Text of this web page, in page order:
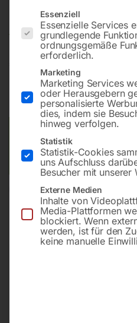
inkl. MwSt. zzgl.Versandkosten
Lieferzeit:ca. 5 - 10 Werktage
Versandkosten Standard
Bitte beachten Sie: Die
Andere Länder können
Sie haben
Es folgt eine Liste der
Essenziell
Essenzielle Services
grundlegende
ordnungsgemäße
erforderlich.
Marketing
Marketing Services
oder Herausgebern
personalisierte
dies, indem sie
hinweg verfolgen.
Statistik
Statistik-Cookies
uns Aufschluss
Besucher mit unserer
Externe Medien
Inhalte von
Media-Plattformen
blockiert. Wenn
werden, ist für den
keine manuelle